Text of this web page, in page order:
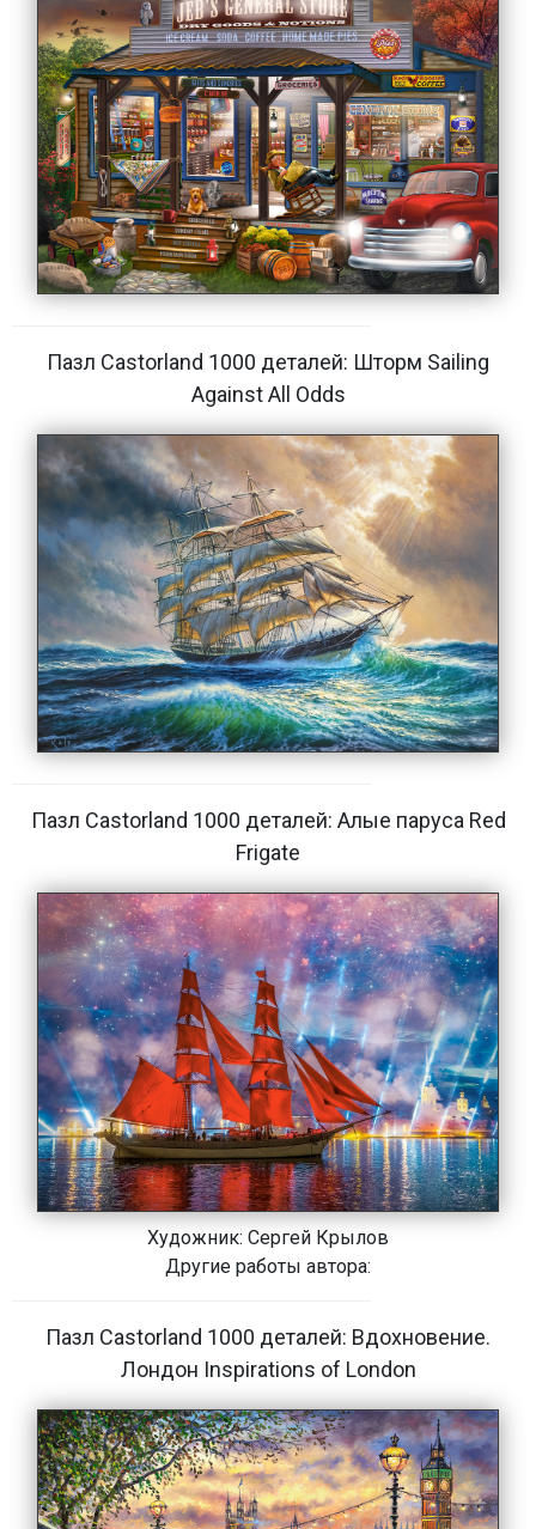
Пазл Castorland 1000 деталей: Шторм Sailing
Against All Odds
Пазл Castorland 1000 деталей: Алые паруса Red
Frigate
Художник: Сергей Крылов
Другие работы автора:
Пазл Castorland 1000 деталей: Вдохновение.
Лондон Inspirations of London